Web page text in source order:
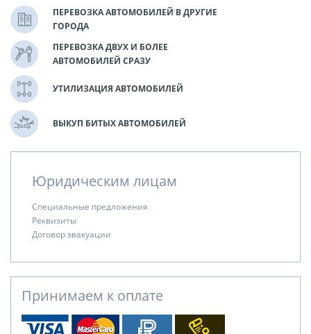
ПЕРЕВОЗКА АВТОМОБИЛЕЙ В ДРУГИЕ
ГОРОДА
ПЕРЕВОЗКА ДВУХ И БОЛЕЕ
АВТОМОБИЛЕЙ СРАЗУ
УТИЛИЗАЦИЯ АВТОМОБИЛЕЙ
ВЫКУП БИТЫХ АВТОМОБИЛЕЙ
Юридическим лицам
Специальные предложения
Реквизиты
Договор эвакуации
Принимаем к оплате